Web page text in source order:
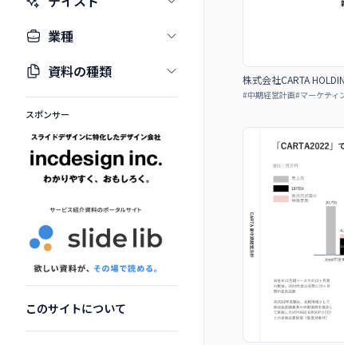
業種
資料の種類
スポンサー
このサイトについて
株式会社CARTA
#中期経営計画#マーケティ